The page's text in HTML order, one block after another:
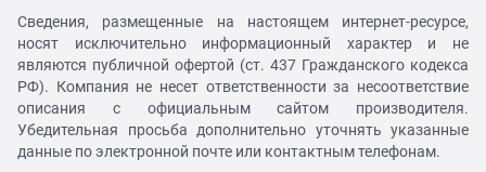
Сведения, размещенные на настоящем интернет-ресурсе,
носят исключительно информационный характер и не
являются публичной офертой (ст. 437 Гражданского кодекса
РФ). Компания не несет ответственности за несоответствие
описания с официальным сайтом производителя.
Убедительная просьба дополнительно уточнять указанные
данные по электронной почте или контактным телефонам.